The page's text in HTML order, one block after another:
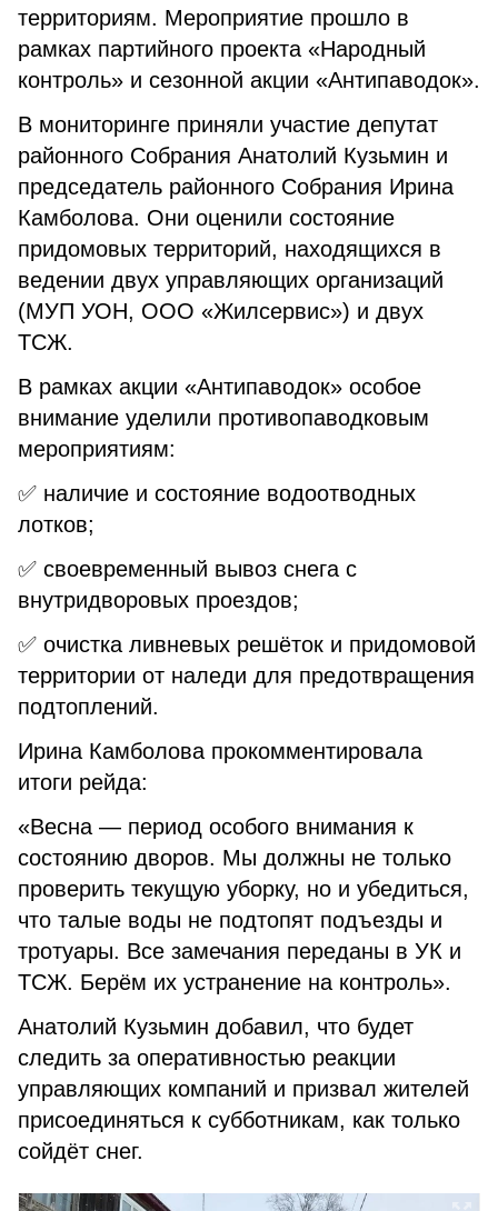
территориям. Мероприятие прошло в
рамках партийного проекта «Народный
контроль» и сезонной акции «Антипаводок».
В мониторинге приняли участие депутат
районного Собрания Анатолий Кузьмин и
председатель районного Собрания Ирина
Камболова. Они оценили состояние
придомовых территорий, находящихся в
ведении двух управляющих организаций
(МУП УОН, ООО «Жилсервис») и двух
ТСЖ.
В рамках акции «Антипаводок» особое
внимание уделили противопаводковым
мероприятиям:
✅ наличие и состояние водоотводных
лотков;
✅ своевременный вывоз снега с
внутридворовых проездов;
✅ очистка ливневых решёток и придомовой
территории от наледи для предотвращения
подтоплений.
Ирина Камболова прокомментировала
итоги рейда:
«Весна — период особого внимания к
состоянию дворов. Мы должны не только
проверить текущую уборку, но и убедиться,
что талые воды не подтопят подъезды и
тротуары. Все замечания переданы в УК и
ТСЖ. Берём их устранение на контроль».
Анатолий Кузьмин добавил, что будет
следить за оперативностью реакции
управляющих компаний и призвал жителей
присоединяться к субботникам, как только
сойдёт снег.